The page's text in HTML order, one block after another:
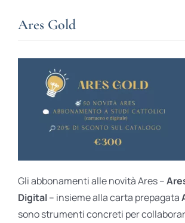
Ares Gold
Gli abbonamenti alle novità Ares –
Digital– insieme alla carta prepagata
sono strumenti concreti per